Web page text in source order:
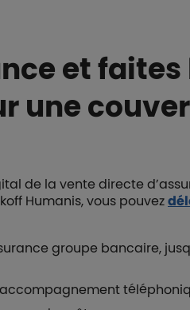
et
une
de la vente directe
Humanis, vous pouvez
groupe bancaire,